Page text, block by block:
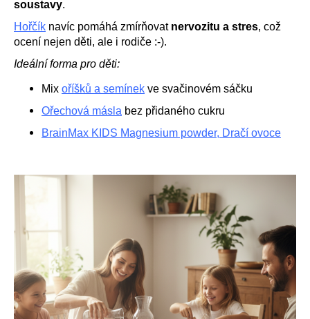
soustavy.
Hořčík navíc pomáhá zmírňovat nervozitu a stres, což
ocení nejen děti, ale i rodiče :-).
Ideální forma pro děti:
Mix oříšků a semínek ve svačinovém sáčku
Ořechová másla bez přidaného cukru
BrainMax KIDS Magnesium powder, Dračí ovoce